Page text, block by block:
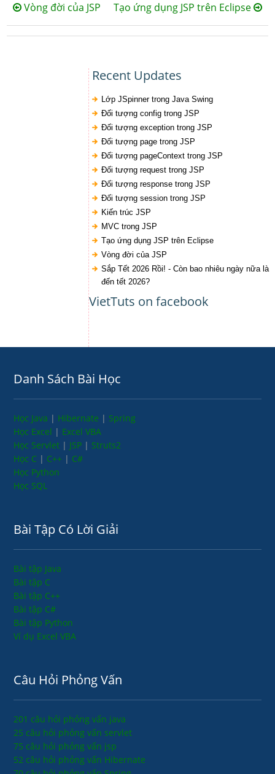
Vòng đời của JSP Tạo ứng dụng JSP trên Eclipse
Recent Updates
Lớp JSpinner trong Java Swing
Đối tượng config trong JSP
Đối tượng exception trong JSP
Đối tượng page trong JSP
Đối tượng pageContext trong JSP
Đối tượng request trong JSP
Đối tượng response trong JSP
Đối tượng session trong JSP
Kiến trúc JSP
MVC trong JSP
Tạo ứng dụng JSP trên Eclipse
Vòng đời của JSP
Sắp Tết 2026 Rồi! - Còn bao nhiêu ngày nữa là
đến tết 2026?
VietTuts on facebook
Danh Sách Bài Học
Học Java | Hibernate | Spring
Học Excel | Excel VBA
Học Servlet | JSP | Struts2
Học C | C++ | C#
Học Python
Học SQL
Bài Tập Có Lời Giải
Bài tập Java
Bài tập C
Bài tập C++
Bài tập C#
Bài tập Python
Ví dụ Excel VBA
Câu Hỏi Phỏng Vấn
201 câu hỏi phỏng vấn java
25 câu hỏi phỏng vấn servlet
75 câu hỏi phỏng vấn jsp
52 câu hỏi phỏng vấn Hibernate